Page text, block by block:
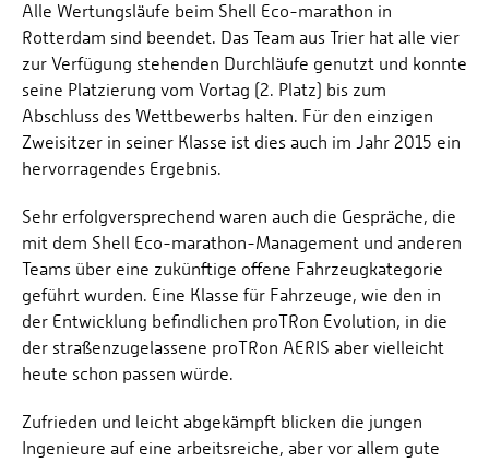
Alle Wertungsläufe beim Shell Eco-marathon in
Rotterdam sind beendet. Das Team aus Trier hat alle vier
zur Verfügung stehenden Durchläufe genutzt und konnte
seine Platzierung vom Vortag (2. Platz) bis zum
Abschluss des Wettbewerbs halten. Für den einzigen
Zweisitzer in seiner Klasse ist dies auch im Jahr 2015 ein
hervorragendes Ergebnis.
Sehr erfolgversprechend waren auch die Gespräche, die
mit dem Shell Eco-marathon-Management und anderen
Teams über eine zukünftige offene Fahrzeugkategorie
geführt wurden. Eine Klasse für Fahrzeuge, wie den in
der Entwicklung befindlichen proTRon Evolution, in die
der straßenzugelassene proTRon AERIS aber vielleicht
heute schon passen würde.
Zufrieden und leicht abgekämpft blicken die jungen
Ingenieure auf eine arbeitsreiche, aber vor allem gute